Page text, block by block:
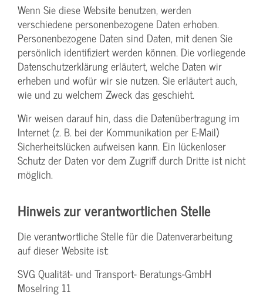
Wenn Sie diese Website benutzen, werden
verschiedene personenbezogene Daten erhoben.
Personenbezogene Daten sind Daten, mit denen Sie
persönlich identifiziert werden können. Die vorliegende
Datenschutzerklärung erläutert, welche Daten wir
erheben und wofür wir sie nutzen. Sie erläutert auch,
wie und zu welchem Zweck das geschieht.
Wir weisen darauf hin, dass die Datenübertragung im
Internet (z. B. bei der Kommunikation per E-Mail)
Sicherheitslücken aufweisen kann. Ein lückenloser
Schutz der Daten vor dem Zugriff durch Dritte ist nicht
möglich.
Hinweis zur verantwortlichen Stelle
Die verantwortliche Stelle für die Datenverarbeitung
auf dieser Website ist:
SVG Qualität- und Transport- Beratungs-GmbH
Moselring 11